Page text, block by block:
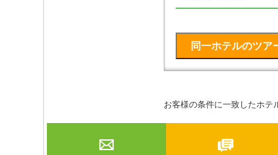
お客様の条件に一致したホテ